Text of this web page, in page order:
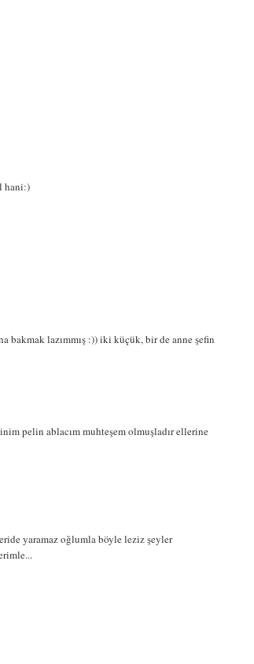
hani:)
bakmak lazımmış :)) iki küçük, bir de anne şefin
pelin ablacım muhteşem olmuşladır ellerine
yaramaz oğlumla böyle leziz şeyler